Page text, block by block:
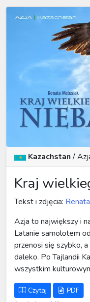
Kazachstan/
Kraj
Tekst i zdjęcia:
Azja to największy i
Latanie samolotem
przenosi się szybko,
daleko. Po Tajlandii
wszystkim
Czytaj
PDF